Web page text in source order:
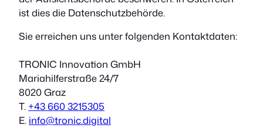
ist dies die Datenschutzbehörde.
Sie erreichen uns unter folgenden Kontaktdaten:
TRONIC Innovation GmbH
Mariahilferstraße 24/7
8020 Graz
T. +43 660 3215305
E. info@tronic.digital